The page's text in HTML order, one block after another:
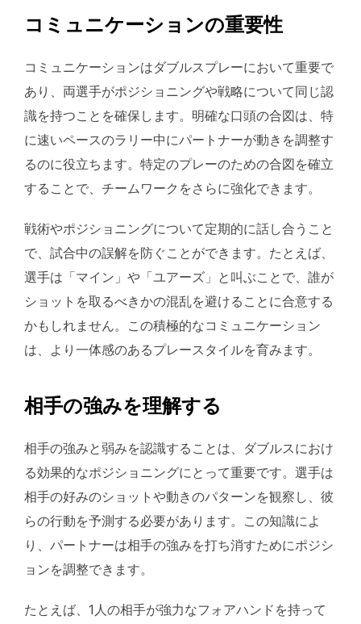
コミュニケーションの重要性
コミュニケーションはダブルスプレーにおいて重要で
あり、両選手がポジショニングや戦略について同じ認
識を持つことを確保します。明確な口頭の合図は、特
に速いペースのラリー中にパートナーが動きを調整す
るのに役立ちます。特定のプレーのための合図を確立
することで、チームワークをさらに強化できます。
戦術やポジショニングについて定期的に話し合うこと
で、試合中の誤解を防ぐことができます。たとえば、
選手は「マイン」や「ユアーズ」と叫ぶことで、誰が
ショットを取るべきかの混乱を避けることに合意する
かもしれません。この積極的なコミュニケーション
は、より一体感のあるプレースタイルを育みます。
相手の強みを理解する
相手の強みと弱みを認識することは、ダブルスにおけ
る効果的なポジショニングにとって重要です。選手は
相手の好みのショットや動きのパターンを観察し、彼
らの行動を予測する必要があります。この知識によ
り、パートナーは相手の強みを打ち消すためにポジシ
ョンを調整できます。
たとえば、1人の相手が強力なフォアハンドを持って